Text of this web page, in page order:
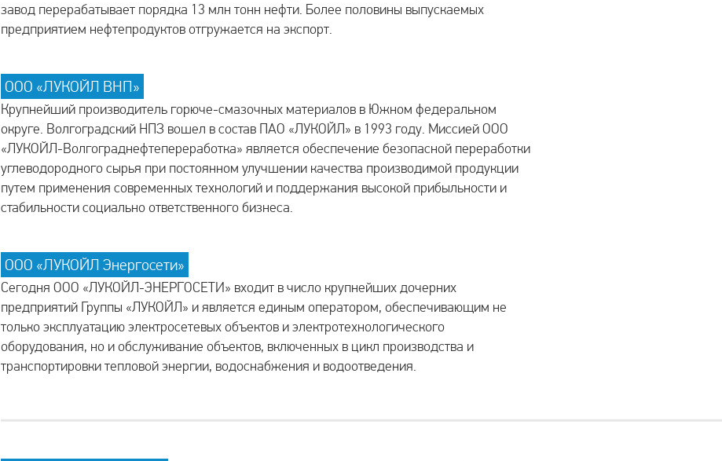
завод перерабатывает порядка 13 млн тонн нефти. Более половины выпускаемых
предприятием нефтепродуктов отгружается на экспорт.
ООО «ЛУКОЙЛ ВНП»
Крупнейший производитель горюче-смазочных материалов в Южном федеральном
округе. Волгоградский НПЗ вошел в состав ПАО «ЛУКОЙЛ» в 1993 году. Миссией ООО
«ЛУКОЙЛ-Волгограднефтепереработка» является обеспечение безопасной переработки
углеводородного сырья при постоянном улучшении качества производимой продукции
путем применения современных технологий и поддержания высокой прибыльности и
стабильности социально ответственного бизнеса.
ООО «ЛУКОЙЛ Энергосети»
Сегодня ООО «ЛУКОЙЛ-ЭНЕРГОСЕТИ» входит в число крупнейших дочерних
предприятий Группы «ЛУКОЙЛ» и является единым оператором, обеспечивающим не
только эксплуатацию электросетевых объектов и электротехнологического
оборудования, но и обслуживание объектов, включенных в цикл производства и
транспортировки тепловой энергии, водоснабжения и водоотведения.